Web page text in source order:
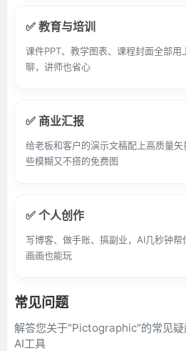
✅ 教育与培训
课件PPT、教学图表、课程封面全部
聊，讲师也省心
✅ 商业汇报
给老板和客户的演示文稿配上高质量
些模糊又不搭的免费图
✅ 个人创作
写博客、做手账、搞副业，AI几秒钟
画画也能玩
常见问题
解答您关于"Pictographic"的常见疑
AI工具